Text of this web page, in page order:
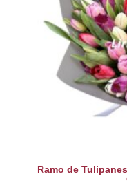
Ramo de